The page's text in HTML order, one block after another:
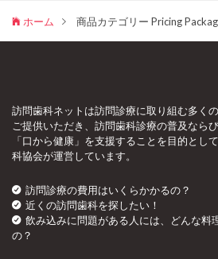
ホーム 商品カテゴリー Pricing
訪問歯科ネットは訪問診療に取り組む多く
ご提供いただき、訪問歯科診療の普及なら
「口から健康」を支援することを目的と
科協会が運営しています。
訪問診療の費用はいくらかかるの？
近くの訪問歯科を探したい！
飲み込みに問題がある人には、どんな料
の？